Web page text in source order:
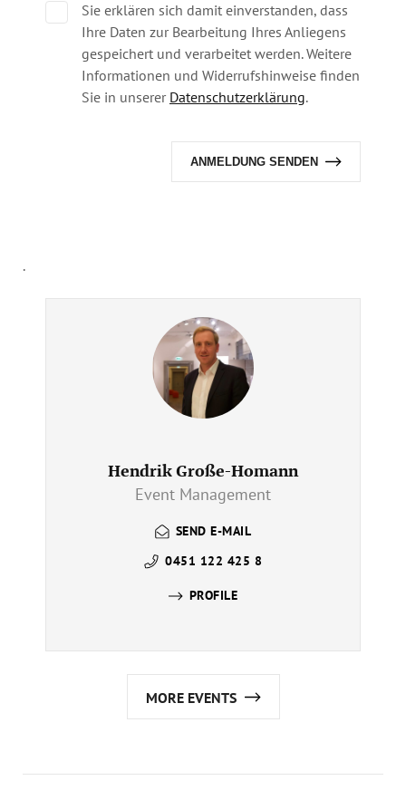
Sie erklären sich damit einverstanden, dass
Ihre Daten zur Bearbeitung Ihres Anliegens
gespeichert und verarbeitet werden. Weitere
Informationen und Widerrufshinweise finden
Sie in unserer Datenschutzerklärung.
.
Hendrik Große-Homann
Event Management
SEND E-MAIL
0451 122 425 8
PROFILE
MORE EVENTS